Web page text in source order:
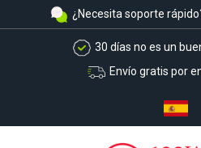
¿Necesita soporte
30 días no es un
Envío gratis por